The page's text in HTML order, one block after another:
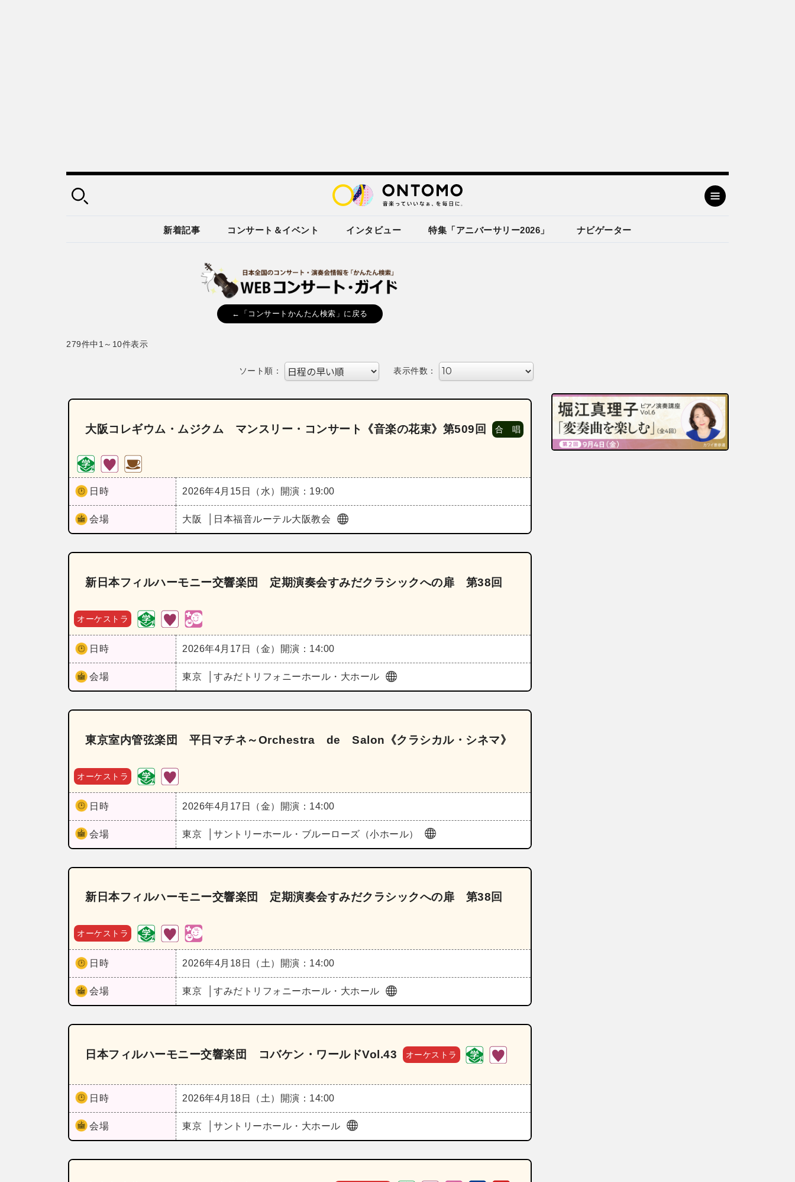
新着記事 コンサート＆イベント インタビュー 特集「アニバーサリー2026」 ナビゲーター
←「コンサートかんたん検索」に戻る
279件中1～10件表示
ソート順： 表示件数：
大阪コレギウム・ムジクム マンスリー・コンサート《音楽の花束》第509回 合 唱
日時 2026年4月15日（水） 開演：19:00
会場 大阪 日本福音ルーテル大阪教会
新日本フィルハーモニー交響楽団 定期演奏会すみだクラシックへの扉 第38回
オーケストラ
日時 2026年4月17日（金） 開演：14:00
会場 東京 すみだトリフォニーホール・大ホール
東京室内管弦楽団 平日マチネ～Orchestra de Salon《クラシカル・シネマ》
オーケストラ
日時 2026年4月17日（金） 開演：14:00
会場 東京 サントリーホール・ブルーローズ（小ホール）
新日本フィルハーモニー交響楽団 定期演奏会すみだクラシックへの扉 第38回
オーケストラ
日時 2026年4月18日（土） 開演：14:00
会場 東京 すみだトリフォニーホール・大ホール
日本フィルハーモニー交響楽団 コバケン・ワールドVol.43 オーケストラ
日時 2026年4月18日（土） 開演：14:00
会場 東京 サントリーホール・大ホール